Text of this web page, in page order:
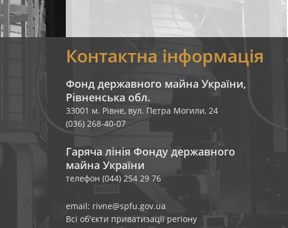
Контактна інформація
Фонд державного майна України,
Рівненська обл.
33001 м. Рівне, вул. Петра Могили, 24
(036) 268-40-07
Гаряча лінія Фонду державного
майна України
телефон (044) 254 29 76
email: rivne@spfu.gov.ua
Всі об'єкти приватизації регіону